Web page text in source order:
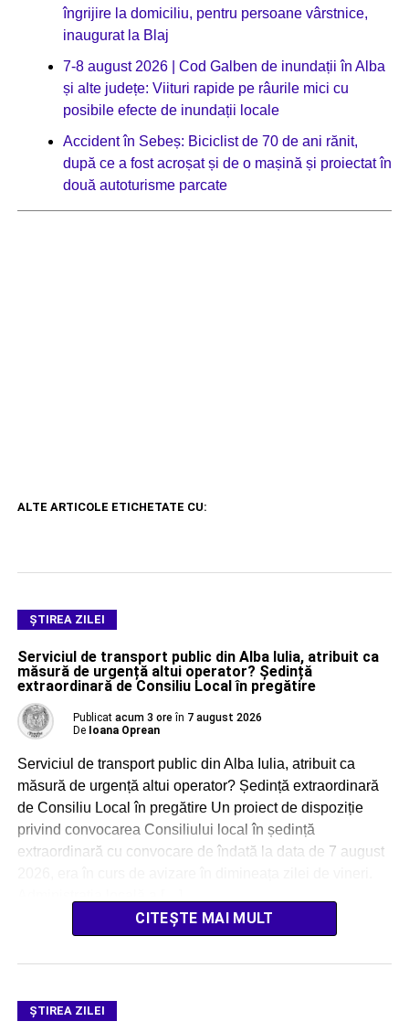
îngrijire la domiciliu, pentru persoane vârstnice,
inaugurat la Blaj
7-8 august 2026 | Cod Galben de inundații în Alba
și alte județe: Viituri rapide pe râurile mici cu
posibile efecte de inundații locale
Accident în Sebeș: Biciclist de 70 de ani rănit,
după ce a fost acroșat și de o mașină și proiectat în
două autoturisme parcate
ALTE ARTICOLE ETICHETATE CU:
ŞTIREA ZILEI
Serviciul de transport public din Alba Iulia, atribuit ca
măsură de urgență altui operator? Ședință
extraordinară de Consiliu Local în pregătire
Publicat acum 3 ore în 7 august 2026
De Ioana Oprean
Serviciul de transport public din Alba Iulia, atribuit ca
măsură de urgență altui operator? Ședință extraordinară
de Consiliu Local în pregătire Un proiect de dispoziție
privind convocarea Consiliului local în ședință
extraordinară cu convocare de îndată la data de 7 august
CITEȘTE MAI MULT
ŞTIREA ZILEI